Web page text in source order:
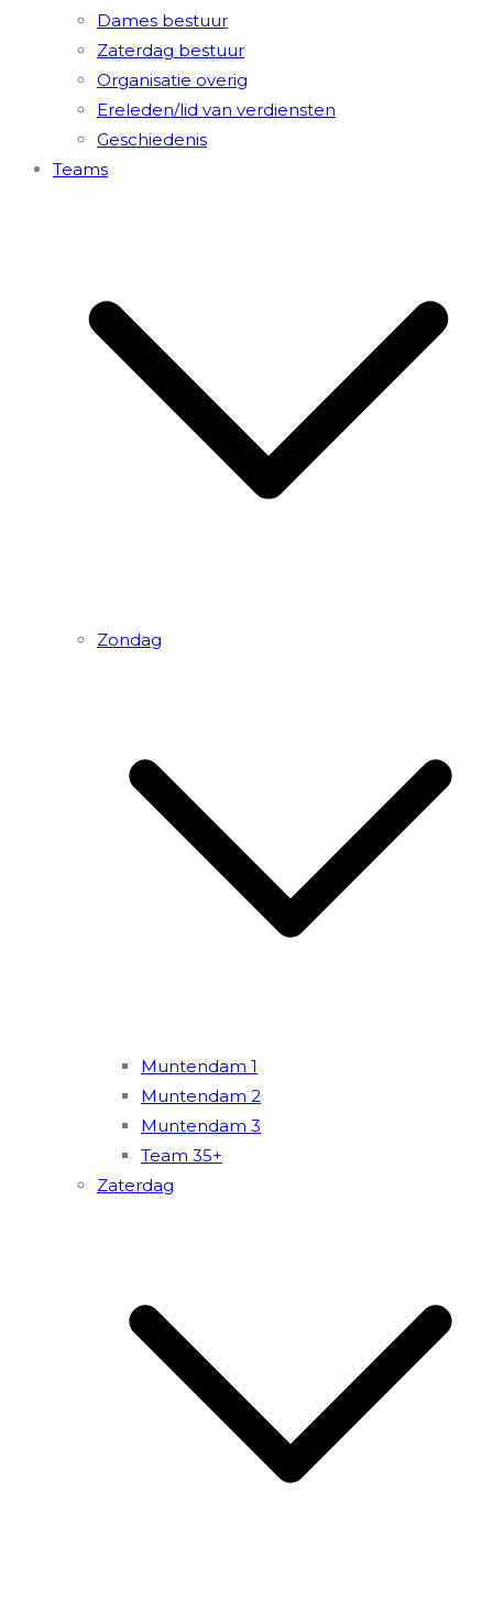
Dames bestuur
Zaterdag bestuur
Organisatie overig
Ereleden/lid van verdiensten
Geschiedenis
Teams
Zondag
Muntendam 1
Muntendam 2
Muntendam 3
Team 35+
Zaterdag